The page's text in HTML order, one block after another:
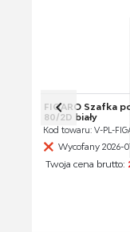
FIGARO Szafka
80/2D biały
Kod towaru: V-PL-
Wycofany 2026-
Twoja cena brutto: